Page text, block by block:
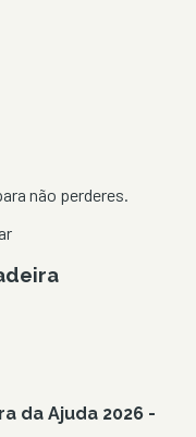
não perderes.
da Ajuda 2026 -